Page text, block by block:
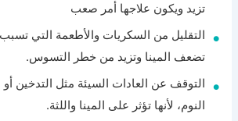
تزيد ويكون علاجها أمر صعب
التقليل من السكريات والأطعمة التي تسبب
تضعف المينا وتزيد من خطر التسوس.
التوقف عن العادات السيئة مثل التدخين
النوم، لأنها تؤثر على المينا واللثة.